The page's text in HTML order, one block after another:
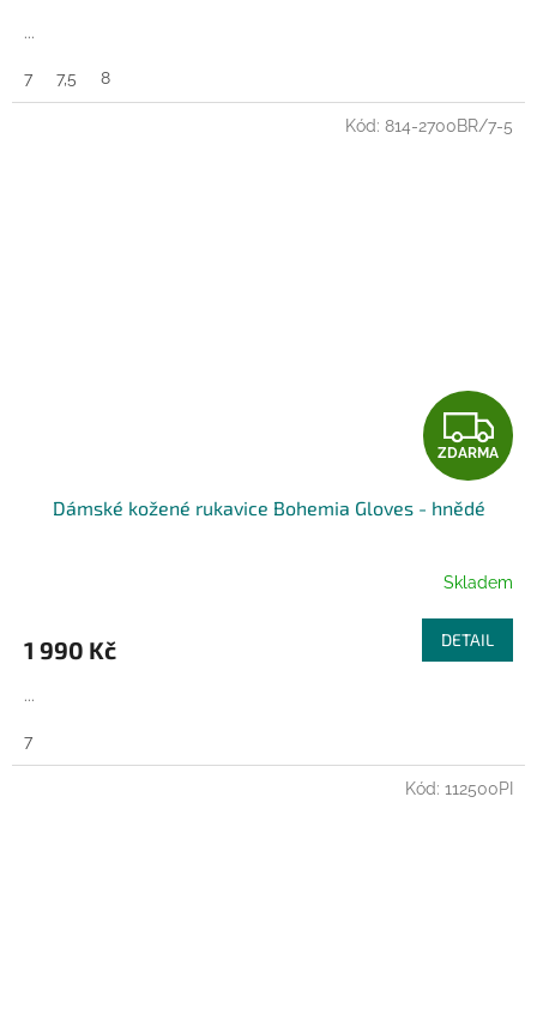
...
7 7,5 8
Z
D
R
M
A
ZDARMA
Dámské kožené rukavice Bohemia Gloves - hnědé
Skladem
1 990 Kč DETAIL
...
7
Kód: 814-2700BR/7-5
Kód: 112500PI